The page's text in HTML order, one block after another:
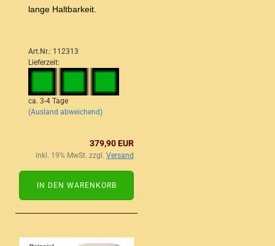
lange Haltbarkeit.
Art.Nr.: 112313
Lieferzeit:
ca. 3-4 Tage
(Ausland abweichend)
379,90 EUR
inkl. 19% MwSt. zzgl. Versand
IN DEN WARENKORB